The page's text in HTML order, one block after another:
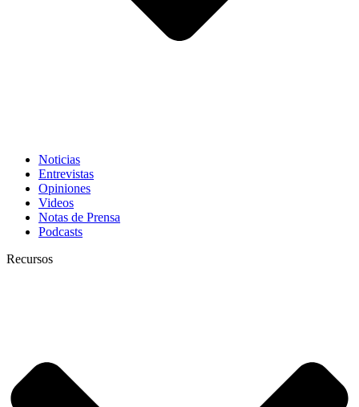
Noticias
Entrevistas
Opiniones
Videos
Notas de Prensa
Podcasts
Recursos